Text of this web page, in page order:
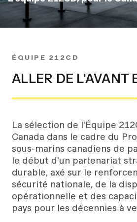
ÉQUIPE 212CD
ALLER DE L'AVANT
La sélection de l'Équipe
Canada dans le cadre du
sous-marins canadiens de
le début d'un partenariat
durable, axé sur le
sécurité nationale, de la
opérationnelle et des
pays pour les décennies à